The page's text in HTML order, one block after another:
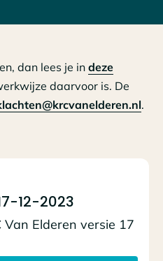
dan lees je in deze
daarvoor is. De
.
12-2023
Van Elderen versie 17